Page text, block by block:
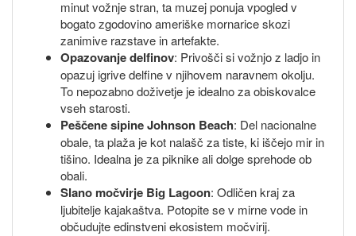
minut vožnje stran, ta muzej ponuja vpogled v
bogato zgodovino ameriške mornarice skozi
zanimive razstave in artefakte.
Opazovanje delfinov: Privošči si vožnjo z ladjo in
opazuj igrive delfine v njihovem naravnem okolju.
To nepozabno doživetje je idealno za obiskovalce
vseh starosti.
Peščene sipine Johnson Beach: Del nacionalne
obale, ta plaža je kot nalašč za tiste, ki iščejo mir in
tišino. Idealna je za piknike ali dolge sprehode ob
obali.
Slano močvirje Big Lagoon: Odličen kraj za
ljubitelje kajakaštva. Potopite se v mirne vode in
občudujte edinstveni ekosistem močvirij.